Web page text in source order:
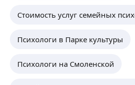
Стоимость услуг семейных
Психологи в Парке культуры
Психологи на Смоленской